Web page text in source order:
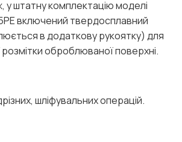
у штатну комплектацію моделі
включений твердосплавний
в додаткову рукоятку) для
оброблюваної поверхні.
шліфувальних операцій.